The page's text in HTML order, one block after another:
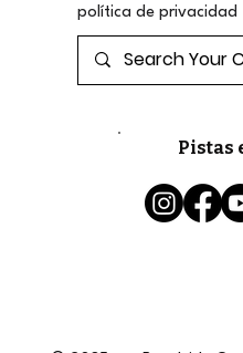
política de privacidad
Pistas